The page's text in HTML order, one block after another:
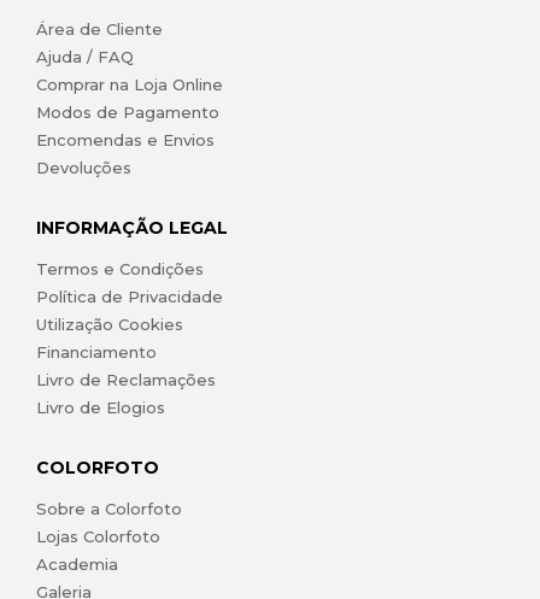
Área de Cliente
Ajuda / FAQ
Comprar na Loja Online
Modos de Pagamento
Encomendas e Envios
Devoluções
INFORMAÇÃO LEGAL
Termos e Condições
Política de Privacidade
Utilização Cookies
Financiamento
Livro de Reclamações
Livro de Elogios
COLORFOTO
Sobre a Colorfoto
Lojas Colorfoto
Academia
Galeria